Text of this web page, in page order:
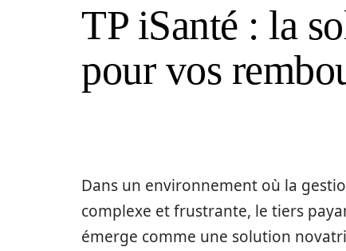
TP iSanté : la
pour vos
Dans un environnement où la
complexe et frustrante, le tiers
émerge comme une solution